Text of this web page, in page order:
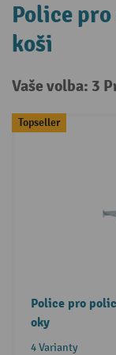
Police
koši
Vaše volba: 3
Topseller
Police pro
oky
4 Varianty